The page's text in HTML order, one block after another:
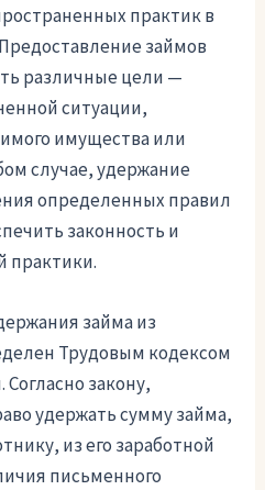
практик в
займов
различные цели —
ситуации,
имущества или
случае, удержание
определенных правил
законность и
практики.
займа из
Трудовым кодексом
закону,
удержать сумму займа,
из его заработной
письменного